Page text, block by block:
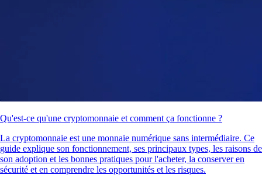
Qu'est-ce qu'une cryptomonnaie et comment ça fonctionne ?
La cryptomonnaie est une monnaie numérique sans intermédiaire. Ce
guide explique son fonctionnement, ses principaux types, les raisons de
son adoption et les bonnes pratiques pour l'acheter, la conserver en
sécurité et en comprendre les opportunités et les risques.